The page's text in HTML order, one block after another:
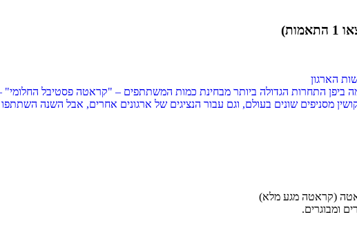
הארגון
מסניפים שונים בעולם, וגם עבור הנציגים של ארגונים אחרים, אבל השנה
(קראטה מגע מלא)